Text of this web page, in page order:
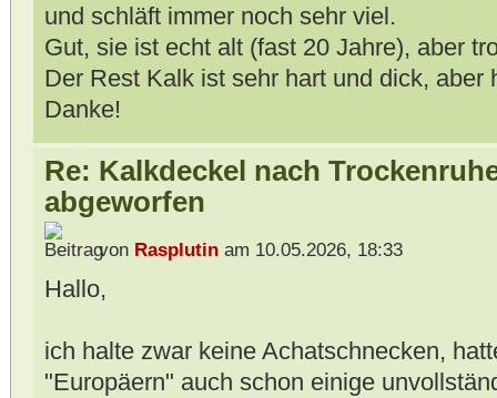
und schläft immer noch sehr viel.
Gut, sie ist echt alt (fast 20 Jahre), aber
Der Rest Kalk ist sehr hart und dick, aber
Danke!
Re: Kalkdeckel nach
abgeworfen
von Rasplutinam 10.05.2026, 18:33
Hallo,
ich halte zwar keine Achatschnecken,
"Europäern" auch schon einige